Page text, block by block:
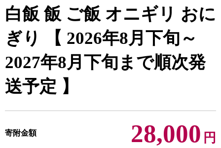
白飯 飯 ご飯 オニギリ おに
ぎり 【 2026年8月下旬～
2027年8月下旬まで順次発
送予定 】
寄附金額 28,000 円